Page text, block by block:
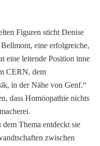
Figuren sticht Denise
eine erfolgreiche,
eine leitende Position inne
CERN, dem
in der Nähe von Genf.“
dass Homöopathie nichts
Thema entdeckt sie
zwischen